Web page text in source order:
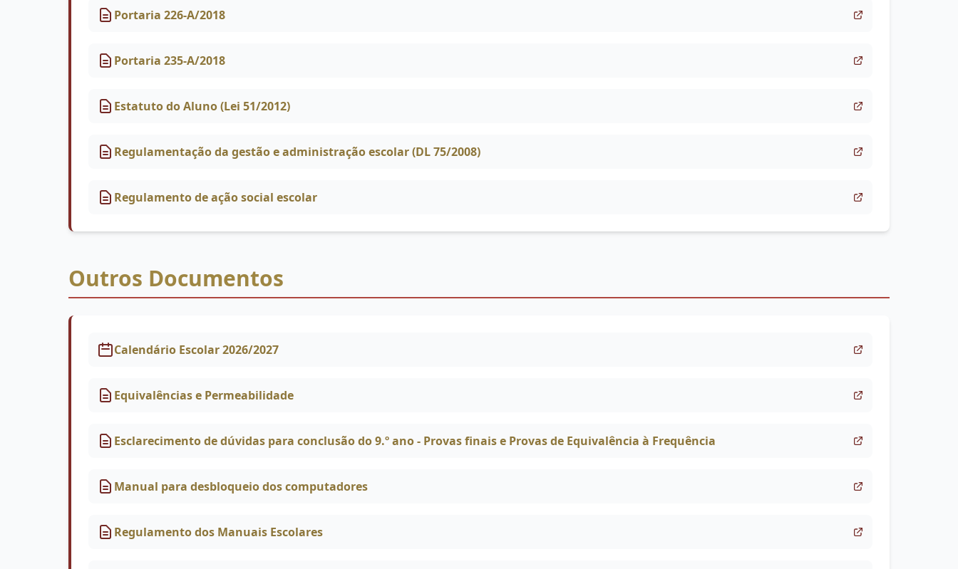
Portaria 226-A/2018
Portaria 235-A/2018
Estatuto do Aluno (Lei 51/2012)
Regulamentação da gestão e administração escolar (DL 75/2008)
Regulamento de ação social escolar
Outros Documentos
Calendário Escolar 2026/2027
Equivalências e Permeabilidade
Esclarecimento de dúvidas para conclusão do 9.º ano - Provas finais e Provas de Equivalência à Frequência
Manual para desbloqueio dos computadores
Regulamento dos Manuais Escolares